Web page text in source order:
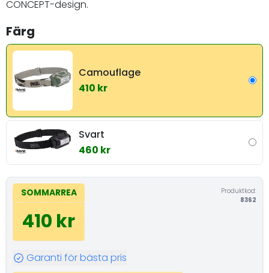
CONCEPT-design.
Färg
Camouflage
410 kr
Svart
460 kr
SOMMARREA
410 kr
Produktkod:
8362
Garanti för bästa pris